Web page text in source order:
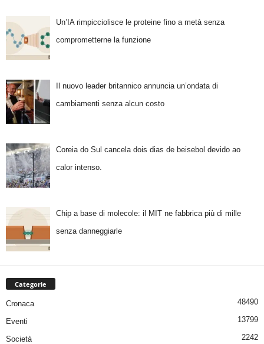
Un’IA rimpicciolisce le proteine fino a metà senza
comprometterne la funzione
Il nuovo leader britannico annuncia un’ondata di
cambiamenti senza alcun costo
Coreia do Sul cancela dois dias de beisebol devido ao
calor intenso.
Chip a base di molecole: il MIT ne fabbrica più di mille
senza danneggiarle
Categorie
Cronaca 48490
Eventi 13799
Società 2242